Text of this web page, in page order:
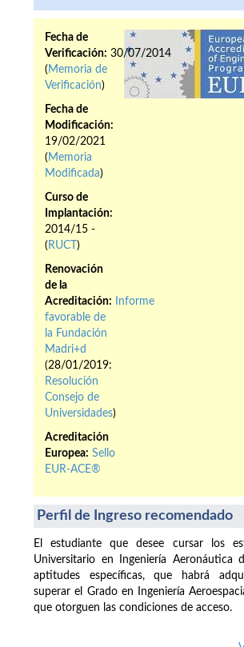
Fecha de
Verificación: 30/07/2014
( Memoria de
Verificación)
Fecha de
Modificación:
19/02/2021
( Memoria
Modificada)
Curso de
Implantación:
2014/15 -
( RUCT )
Renovación
de la
Acreditación:
Informe
favorable de
la Fundación
Madri+d
(28/01/2019:
Resolución
Consejo de
Universidades)
Acreditación
Europea: Sello
EUR-ACE®
Perfil de Ingreso recomendado
El estudiante que desee cursar los
Universitario en Ingeniería Aeronáutica
aptitudes específicas, que habrá
superar el Grado en Ingeniería
que otorguen las condiciones de acceso.